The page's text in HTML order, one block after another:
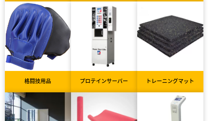
格闘技用品 プロテインサーバー トレーニングマット